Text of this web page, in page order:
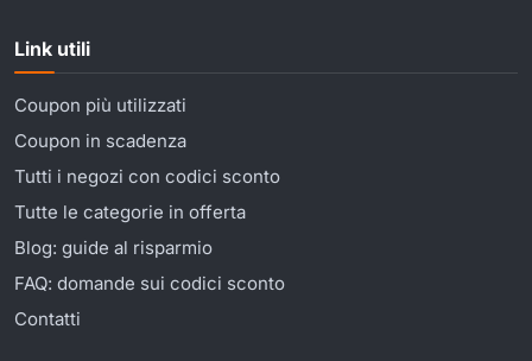
Link utili
Coupon più utilizzati
Coupon in scadenza
Tutti i negozi con codici sconto
Tutte le categorie in offerta
Blog: guide al risparmio
FAQ: domande sui codici sconto
Contatti